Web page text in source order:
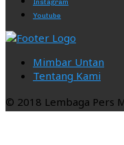
Instagram
Youtube
Mimbar Untan
Tentang Kami
© 2018 Lembaga Pers